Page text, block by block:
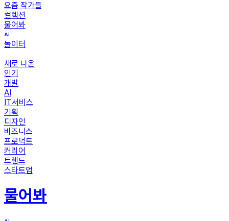
요즘 작가들
컬렉션
물어봐
놀이터
새로 나온
인기
개발
AI
IT서비스
기획
디자인
비즈니스
프로덕트
커리어
트렌드
스타트업
물어봐